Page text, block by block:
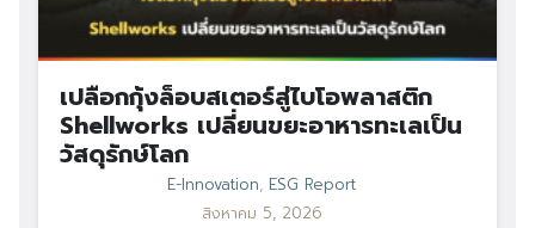
เปลือกกุ้งล็อบสเตอร์สู่ไบโอพลาสติก
Shellworks เปลี่ยนขยะอาหารทะเลเป็น
วัสดุรักษ์โลก
E-Innovation, ESG Report
สิงหาคม 5, 2026